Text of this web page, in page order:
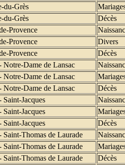
du-Grès
du-Grès
Décès
Provence
Provence
Divers
Provence
Décès
Notre-Dame de Lansac
Notre-Dame de Lansac
Notre-Dame de Lansac
Décès
Saint-Jacques
Saint-Jacques
Saint-Jacques
Décès
Saint-Thomas de Laurade
Saint-Thomas de Laurade
Saint-Thomas de Laurade
Décès